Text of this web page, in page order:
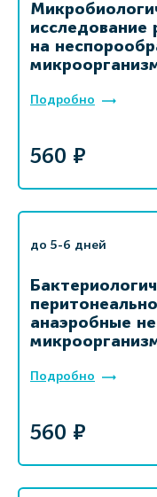
исследование
на
Подробно
560 ₽
до 5-6 дней
анаэробные
Подробно
560 ₽